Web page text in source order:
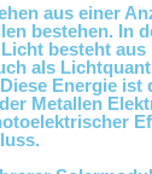
aus einer
bestehen. In
besteht
als
Energie
Metallen